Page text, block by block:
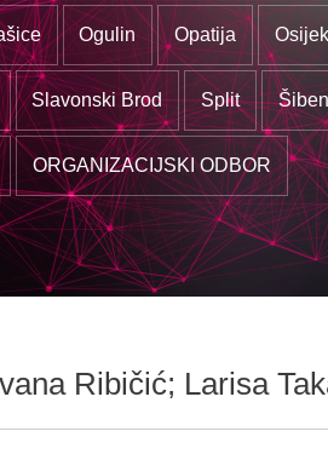
Ogulin Opatija Osijek
Slavonski Brod Split
ORGANIZACIJSKI ODBOR
Ribičić; Larisa